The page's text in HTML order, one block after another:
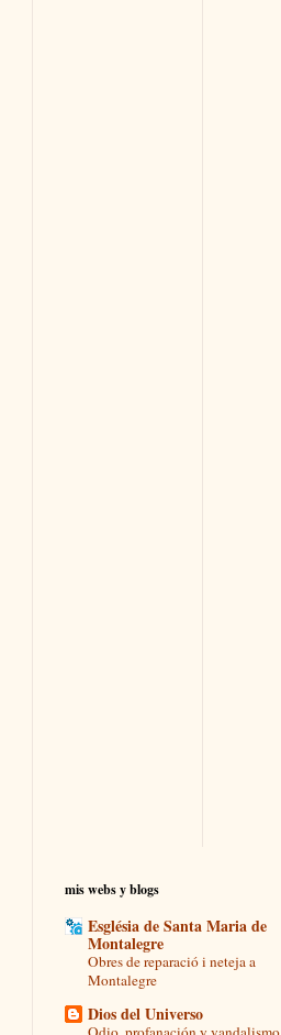
mis webs y blogs
Església de Santa Maria de
Montalegre
Obres de reparació i neteja a
Montalegre
Dios del Universo